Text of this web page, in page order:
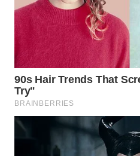
WN
PRIANGAN
TIMUR
WN
SEMARANG
WN